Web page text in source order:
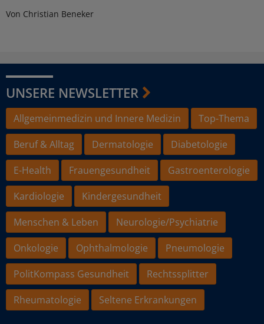
Von Christian Beneker
UNSERE NEWSLETTER
Allgemeinmedizin und Innere Medizin
Top-Thema
Beruf & Alltag
Dermatologie
Diabetologie
E-Health
Frauengesundheit
Gastroenterologie
Kardiologie
Kindergesundheit
Menschen & Leben
Neurologie/Psychiatrie
Onkologie
Ophthalmologie
Pneumologie
PolitKompass Gesundheit
Rechtssplitter
Rheumatologie
Seltene Erkrankungen